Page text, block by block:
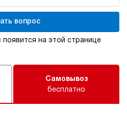
на этой странице
вопрос
Самовывоз
бесплатно